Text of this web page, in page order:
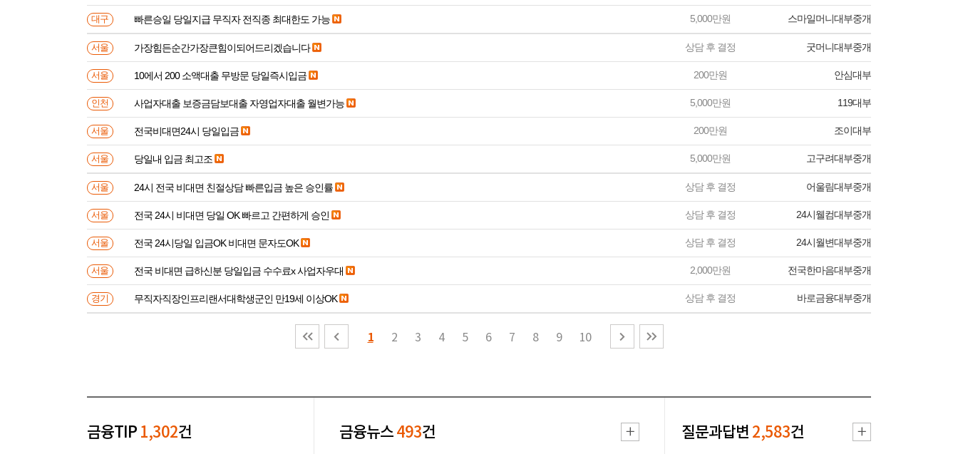
대구 빠른승일 당일지급 무직자 전직종 최대한도 가능 5,000만원 스마일머니대부중개
서울 가장힘든순간가장큰힘이되어드리겠습니다 상담 후 결정 굿머니대부중개
서울 10에서 200 소액대출 무방문 당일즉시입금 200만원 안심대부
인천 사업자대출 보증금담보대출 자영업자대출 월변가능 5,000만원 119대부
서울 전국비대면24시 당일입금 200만원 조이대부
서울 당일내 입금 최고조 5,000만원 고구려대부중개
서울 24시 전국 비대면 친절상담 빠른입금 높은 승인률 상담 후 결정 어울림대부중개
서울 전국 24시 비대면 당일 OK 빠르고 간편하게 승인 상담 후 결정 24시웰컴대부중개
서울 전국 24시당일 입금OK 비대면 문자도OK 상담 후 결정 24시월변대부중개
서울 전국 비대면 급하신분 당일입금 수수료x 사업자우대 2,000만원 전국한마음대부중개
경기 무직자직장인프리랜서대학생군인 만19세 이상OK 상담 후 결정 바로금융대부중개
1 2 3 4 5 6 7 8 9 10
금융TIP 1,302건 금융뉴스493건 질문과답변 2,583건